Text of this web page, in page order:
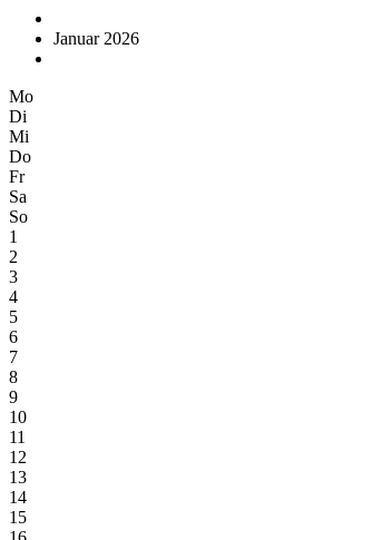
Januar 2026
Mo
Di
Mi
Do
Fr
Sa
So
1
2
3
4
5
6
7
8
9
10
11
12
13
14
15